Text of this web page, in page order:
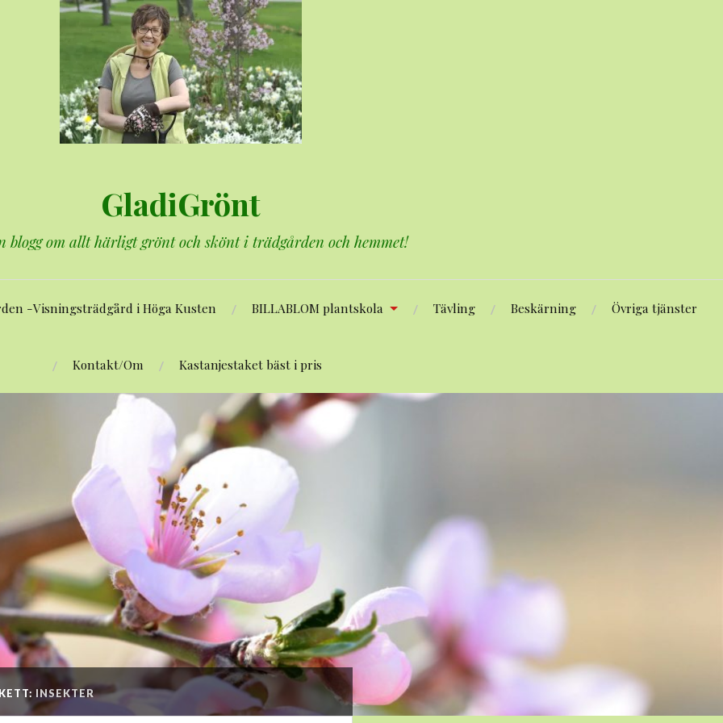
GladiGrönt
blogg om allt härligt grönt och skönt i trädgården och hemmet!
-Visningsträdgård i Höga Kusten BILLABLOM plantskola Tävling Beskärning Övriga tjänster
Kontakt/Om Kastanjestaket bäst i pris
INSEKTER